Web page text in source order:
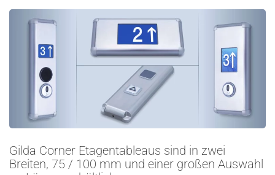
Gilda Corner Etagentableaus sind in zwei
Breiten, 75 / 100 mm und einer großen Auswahl